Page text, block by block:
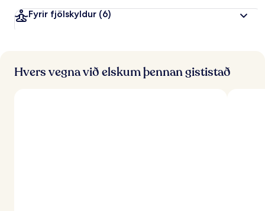
Fyrir fjölskyldur (6)
Hvers vegna við elskum þennan gististað